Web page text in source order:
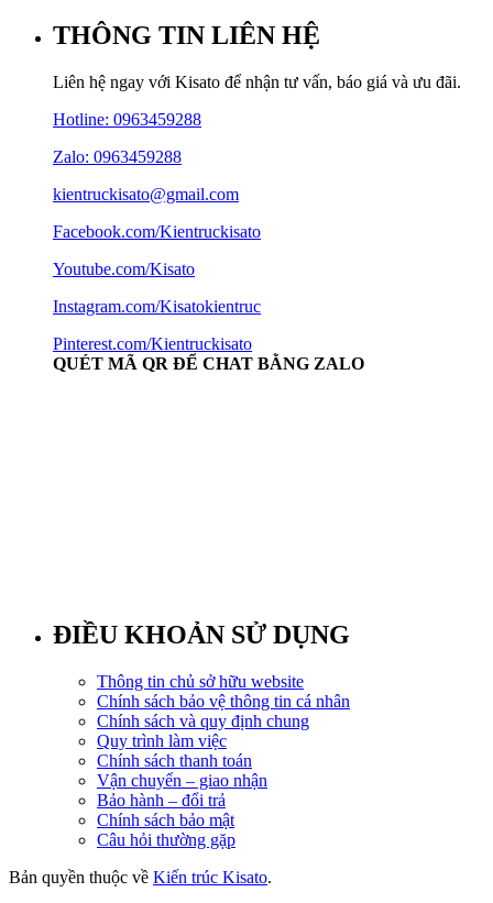
THÔNG TIN LIÊN HỆ
Liên hệ ngay với Kisato để nhận tư vấn, báo giá và ưu đãi.
Hotline: 0963459288
Zalo: 0963459288
kientruckisato@gmail.com
Facebook.com/Kientruckisato
Youtube.com/Kisato
Instagram.com/Kisatokientruc
Pinterest.com/Kientruckisato
QUÉT MÃ QR ĐỂ CHAT BẰNG ZALO
ĐIỀU KHOẢN SỬ DỤNG
Thông tin chủ sở hữu website
Chính sách bảo vệ thông tin cá nhân
Chính sách và quy định chung
Quy trình làm việc
Chính sách thanh toán
Vận chuyển – giao nhận
Bảo hành – đổi trả
Chính sách bảo mật
Câu hỏi thường gặp
Bản quyền thuộc về Kiến trúc Kisato.